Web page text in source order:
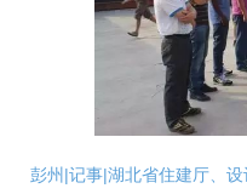
彭州|记事|湖北省住建厅、